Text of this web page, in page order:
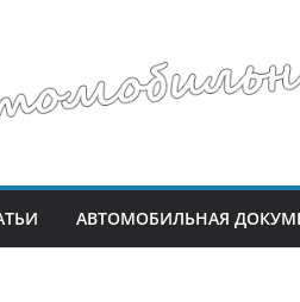
АВТОМОБИЛЬНАЯ